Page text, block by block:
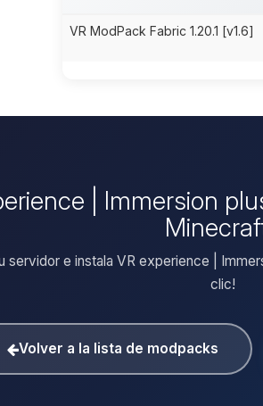
VR ModPack Fabric 1.20.1 [v1.6]
| Immersion
servidor e instala VR experience |
clic!
Volver a la lista de modpacks